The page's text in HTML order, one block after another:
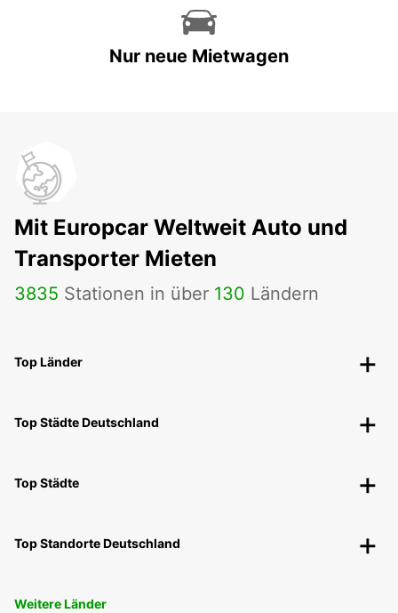
Nur neue Mietwagen
Mit Europcar Weltweit Auto und
Transporter Mieten
3835 Stationen in über 130 Ländern
Top Länder
Top Städte Deutschland
Top Städte
Top Standorte Deutschland
Weitere Länder